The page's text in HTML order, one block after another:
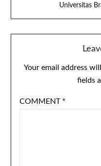
Universitas
Your email address
fields
COMMENT *